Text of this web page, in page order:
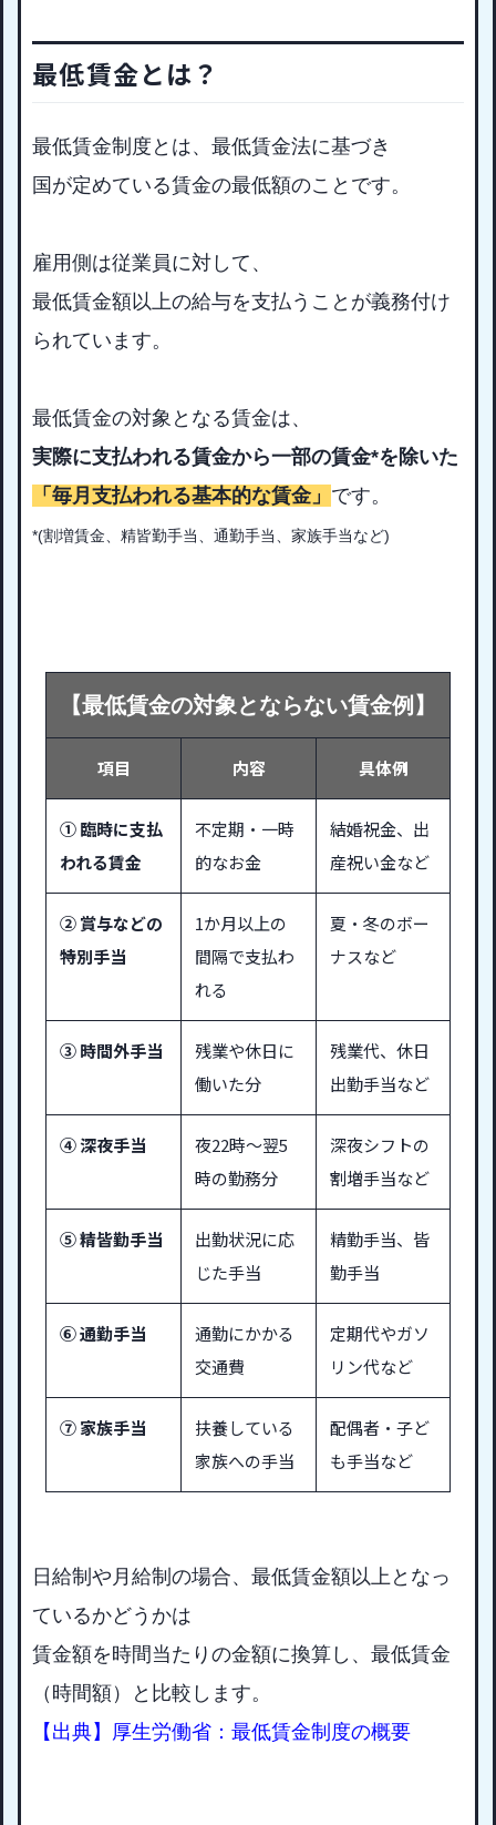
最低賃金とは？
最低賃金制度とは、最低賃金法に基づき
国が定めている賃金の最低額のことです。
雇用側は従業員に対して、
最低賃金額以上の給与を支払うことが義務付け
られています。
最低賃金の対象となる賃金は、
実際に支払われる賃金から一部の賃金*を除いた
「毎月支払われる基本的な賃金」 です。
*(割増賃金、精皆勤手当、通勤手当、家族手当など)
【最低賃金の対象とならない賃金例】
項目 内容 具体例
① 臨時に支払
われる賃金
不定期・一時
的なお金
結婚祝金、出
産祝い金など
② 賞与などの
特別手当
1か月以上の
間隔で支払わ
れる
夏・冬のボー
ナスなど
③ 時間外手当
残業や休日に
働いた分
残業代、休日
出勤手当など
④ 深夜手当
夜22時〜翌5
時の勤務分
深夜シフトの
割増手当など
⑤ 精皆勤手当
出勤状況に応
じた手当
精勤手当、皆
勤手当
⑥ 通勤手当
通勤にかかる
交通費
定期代やガソ
リン代など
⑦ 家族手当
扶養している
家族への手当
配偶者・子ど
も手当など
日給制や月給制の場合、最低賃金額以上となっ
ているかどうかは
賃金額を時間当たりの金額に換算し、最低賃金
（時間額）と比較します。
【出典】厚生労働省：最低賃金制度の概要